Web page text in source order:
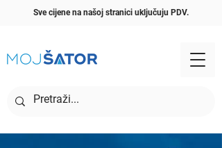
Sve cijene na našoj stranici uključuju PDV.